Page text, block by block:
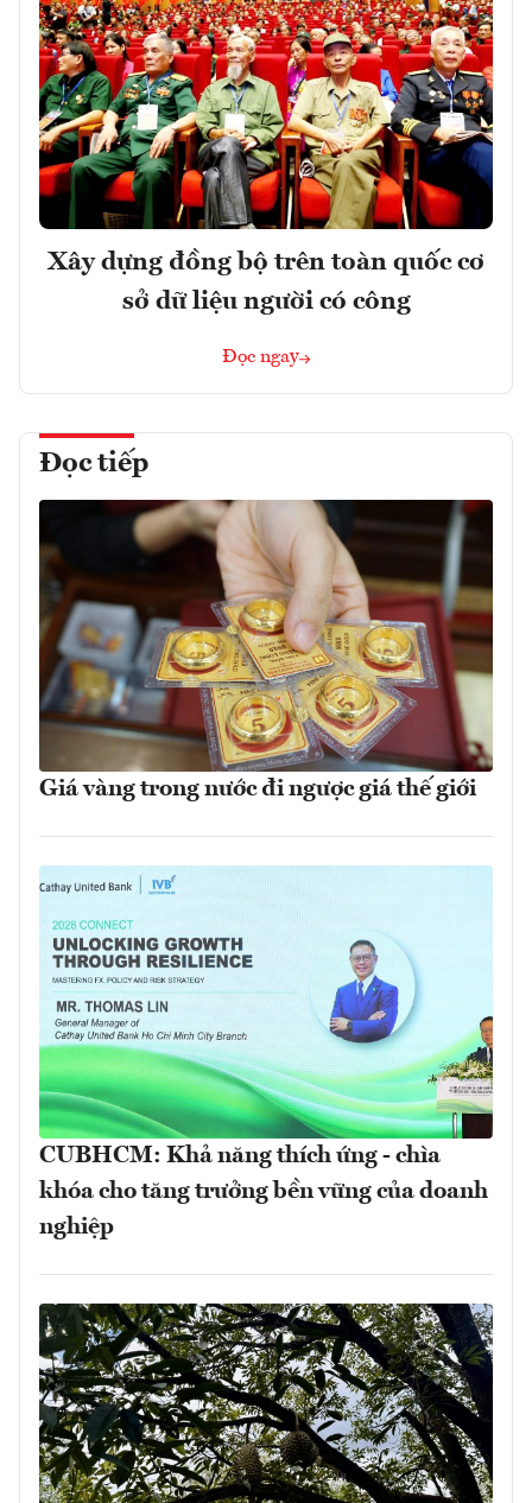
Xây dựng đồng bộ trên toàn quốc cơ
sở dữ liệu người có công
Đọc ngay
Đọc tiếp
Giá vàng trong nước đi ngược giá thế giới
CUBHCM: Khả năng thích ứng - chìa
khóa cho tăng trưởng bền vững của doanh
nghiệp